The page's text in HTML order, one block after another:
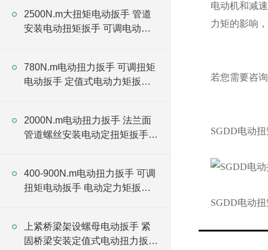
2500N.m大扭矩电动扳手 管道
安装电动扭矩扳手 可调电动扳
780N.m电动扭力扳手 可调扭矩
电动扳手 定值式电动力矩扳手
2000N.m电动扭力扳手 法兰面
管道螺丝安装电动定扭矩扳手厂
400-900N.m电动扭力扳手 可调
扭矩电动扳手 电动定力矩扳手
上紧桥梁架设螺母电动扳手 紧
固桥梁安装定值式电动扭力扳手
电动机和减
力矩的影响
若您需要咨
SGDD电动
SGDD电动